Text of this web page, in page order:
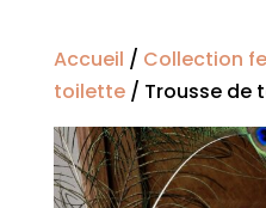
Accueil / Collection
toilette/ Trousse de